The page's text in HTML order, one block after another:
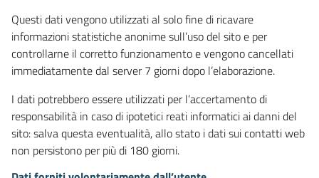
Questi dati vengono utilizzati al solo fine di ricavare
informazioni statistiche anonime sull’uso del sito e per
controllarne il corretto funzionamento e vengono cancellati
immediatamente dal server 7 giorni dopo l’elaborazione.
I dati potrebbero essere utilizzati per l’accertamento di
responsabilità in caso di ipotetici reati informatici ai danni del
sito: salva questa eventualità, allo stato i dati sui contatti web
non persistono per più di 180 giorni.